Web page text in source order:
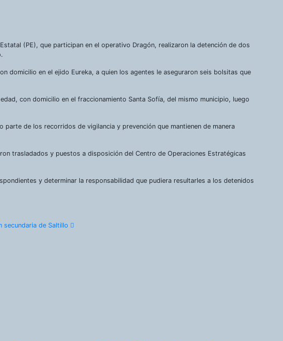
(PE), que participan en el operativo Dragón, realizaron la detención de dos
domicilio en el ejido Eureka, a quien los agentes le aseguraron seis bolsitas que
con domicilio en el fraccionamiento Santa Sofía, del mismo municipio, luego
de los recorridos de vigilancia y prevención que mantienen de manera
trasladados y puestos a disposición del Centro de Operaciones Estratégicas
y determinar la responsabilidad que pudiera resultarles a los detenidos
secundaria de Saltillo